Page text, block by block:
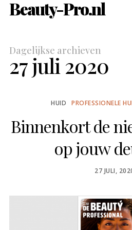
Beauty-Pro.nl
Dagelijkse archieven
27 juli 2020
HUID PROFESSIONELE
Binnenkort de
op jouw
POSTED
27 JULI,